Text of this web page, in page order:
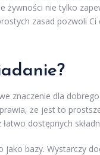
żywności nie tylko
zasad pozwoli Ci
znaczenie dla
że ​​jest to
dostępnych
bazy. Wystarczy